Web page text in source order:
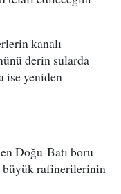
kanalı
derin sularda
ise yeniden
Doğu-Batı boru
büyük rafinerilerinin